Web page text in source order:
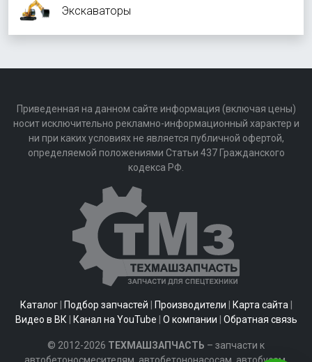
Экскаваторы
Приведенная на данном сайте информация (включая цены)
носит исключительно рекламно-информационный характер и
ни при каких условиях не является публичной офертой,
определяемой положениями Статьи 437 Гражданского
кодекса РФ.
Каталог| Подбор запчастей Производители Карта сайта|
Видео в ВК| Канал на YouTube О компании Обратная связь
© 2012-2026 ТЕХМАШЗАПЧАСТЬ – запчасти к